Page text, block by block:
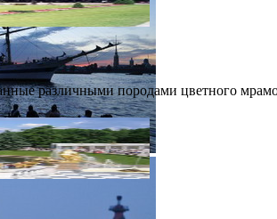
различными породами цветного